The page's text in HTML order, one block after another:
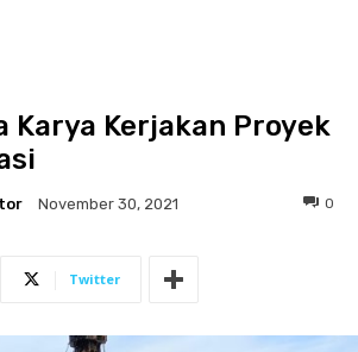
Karya Kerjakan Proyek
November 30, 2021 0
Twitter